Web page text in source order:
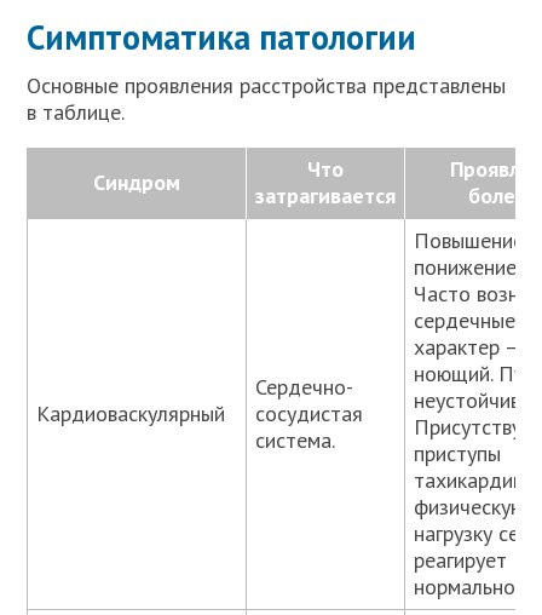
Симптоматика патологии
Основные проявления расстройства представлены
в таблице.
Синдром
Что
затрагивается
Кардиоваскулярный
Сердечно-
сосудистая
система.
Повышение
понижение
Часто
сердечные
характер —
ноющий.
приступы
тахикардий.
физическую
нагрузку
реагирует
нормально.